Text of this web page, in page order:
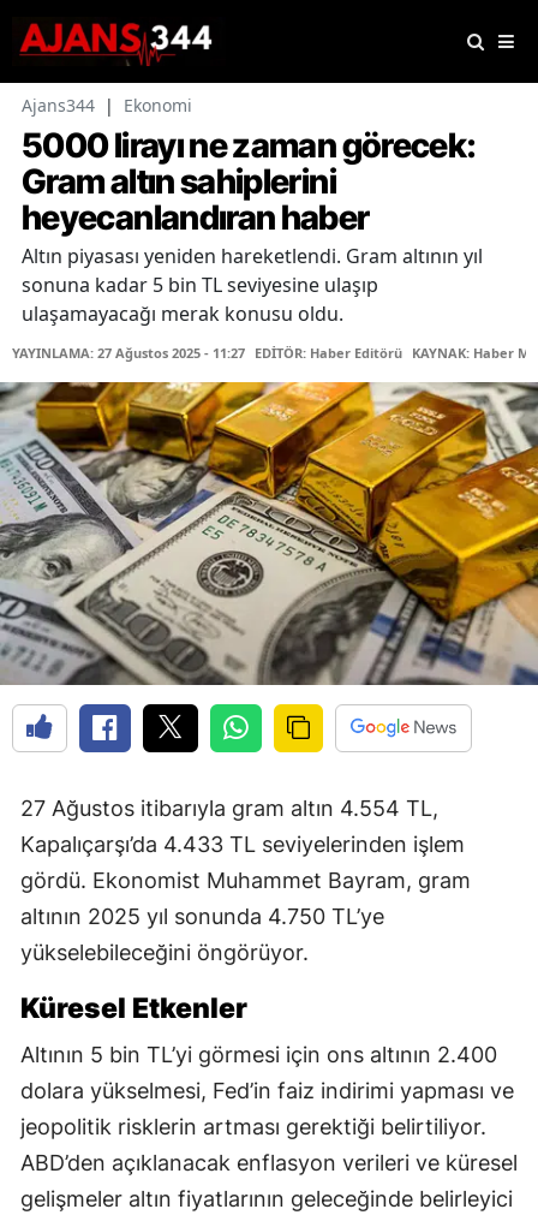
Ajans344 | Ekonomi
5000 lirayı ne zaman görecek:
Gram altın sahiplerini
heyecanlandıran haber
Altın piyasası yeniden hareketlendi. Gram altının yıl
sonuna kadar 5 bin TL seviyesine ulaşıp
ulaşamayacağı merak konusu oldu.
YAYINLAMA: 27 Ağustos 2025 - 11:27 EDİTÖR: Haber Editörü KAYNAK: Haber
27 Ağustos itibarıyla gram altın 4.554 TL,
Kapalıçarşı’da 4.433 TL seviyelerinden işlem
gördü. Ekonomist Muhammet Bayram, gram
altının 2025 yıl sonunda 4.750 TL’ye
yükselebileceğini öngörüyor.
Küresel Etkenler
Altının 5 bin TL’yi görmesi için ons altının 2.400
dolara yükselmesi, Fed’in faiz indirimi yapması ve
jeopolitik risklerin artması gerektiği belirtiliyor.
ABD’den açıklanacak enflasyon verileri ve küresel
gelişmeler altın fiyatlarının geleceğinde belirleyici